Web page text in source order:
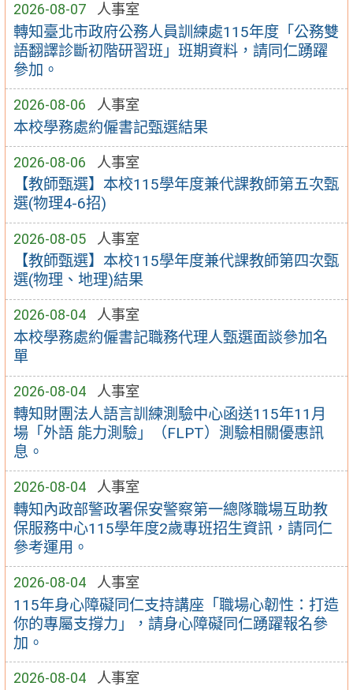
2026-08-07 人事室
轉知臺北市政府公務人員訓練處115年度「公務雙
語翻譯診斷初階研習班」班期資料，請同仁踴躍
參加。
2026-08-06 人事室
本校學務處約僱書記甄選結果
2026-08-06 人事室
【教師甄選】本校115學年度兼代課教師第五次甄
選(物理4-6招)
2026-08-05 人事室
【教師甄選】本校115學年度兼代課教師第四次甄
選(物理、地理)結果
2026-08-04 人事室
本校學務處約僱書記職務代理人甄選面談參加名
單
2026-08-04 人事室
轉知財團法人語言訓練測驗中心函送115年11月
場「外語 能力測驗」（FLPT）測驗相關優惠訊
息。
2026-08-04 人事室
轉知內政部警政署保安警察第一總隊職場互助教
保服務中心115學年度2歲專班招生資訊，請同仁
參考運用。
2026-08-04 人事室
115年身心障礙同仁支持講座「職場心韌性：打造
你的專屬支撐力」，請身心障礙同仁踴躍報名參
加。
2026-08-04 人事室